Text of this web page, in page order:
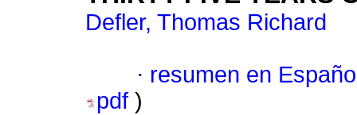
Defler, Thomas Richard
· resumen en
pdf )